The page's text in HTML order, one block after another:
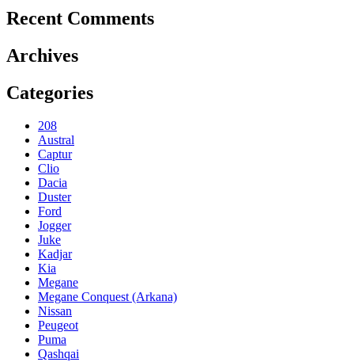
Recent Comments
Archives
Categories
208
Austral
Captur
Clio
Dacia
Duster
Ford
Jogger
Juke
Kadjar
Kia
Megane
Megane Conquest (Arkana)
Nissan
Peugeot
Puma
Qashqai